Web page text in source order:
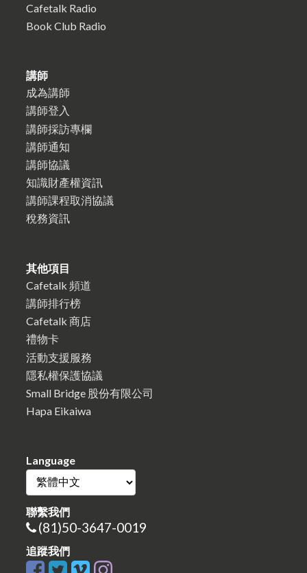
Cafetalk Radio
Book Club Radio
講師
成為講師
講師登入
講師採訪專欄
講師通知
講師協議
知識財產權資訊
講師課程取消協議
稅務資訊
其他項目
Cafetalk 頻道
講師排行榜
Cafetalk 商店
禮物卡
活動支援服務
隱私權保護協議
Small Bridge 股份有限公司
Hapa Eikaiwa
Language
聯繫我們
(81)50-3647-0019
追蹤我們